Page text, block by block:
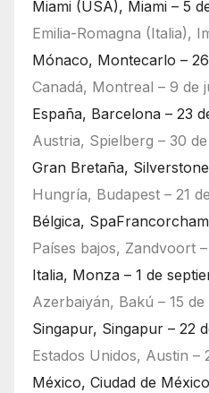
Miami (USA), Miami – 5
Emilia-Romagna (Italia),
Mónaco, Montecarlo –
Canadá, Montreal – 9 de
España, Barcelona – 23
Austria, Spielberg – 30
Gran Bretaña,
Hungría, Budapest – 21
Bélgica,
Países bajos, Zandvoort
Italia, Monza – 1 de
Azerbaiyán, Bakú – 15
Singapur, Singapur – 22
Estados Unidos, Austin –
México, Ciudad de